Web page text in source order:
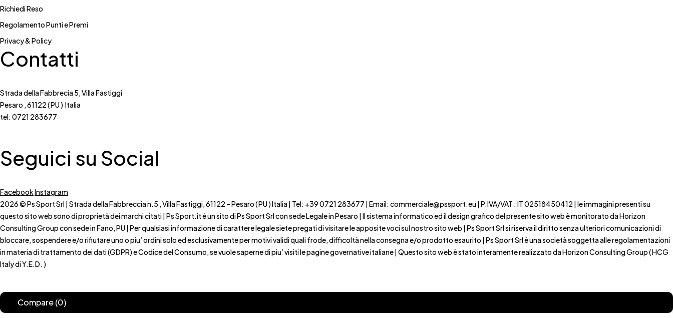
Richiedi Reso
Regolamento Punti e Premi
Privacy & Policy
Contatti
Strada della Fabbrecia 5, Villa Fastiggi
Pesaro , 61122 ( PU ) Italia
tel: 0721 283677
Seguici su Social
FacebookInstagram
2026 © Ps Sport Srl | Strada della Fabbreccia n.5 , Villa Fastiggi, 61122 – Pesaro ( PU ) Italia | Tel: +39 0721 283677 | Email: commerciale@pssport.eu | P.IVA/VAT : IT 02518450412 | le immagini presenti su
questo sito web sono di proprietà dei marchi citati | Ps Sport.it è un sito di Ps Sport Srl con sede Legale in Pesaro | Il sistema informatico ed il design grafico del presente sito web è monitorato da Horizon
Consulting Group con sede in Fano, PU | Per qualsiasi informazione di carattere legale siete pregati di visitare le apposite voci sul nostro sito web | Ps Sport Srl si riserva il diritto senza ulteriori comunicazioni di
bloccare, sospendere e/o rifiutare uno o piu’ ordini solo ed esclusivamente per motivi validi quali frode, difficoltà nella consegna e/o prodotto esaurito | Ps Sport Srl è una società soggetta alle regolamentazioni
in materia di trattamento dei dati (GDPR) e Codice del Consumo, se vuole saperne di piu’ visiti le pagine governative italiane | Questo sito web è stato interamente realizzato da Horizon Consulting Group ( HCG
Italy di Y.E.D. )
Compare(0)